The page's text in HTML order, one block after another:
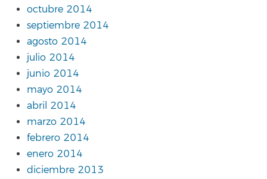
octubre 2014
septiembre 2014
agosto 2014
julio 2014
junio 2014
mayo 2014
abril 2014
marzo 2014
febrero 2014
enero 2014
diciembre 2013